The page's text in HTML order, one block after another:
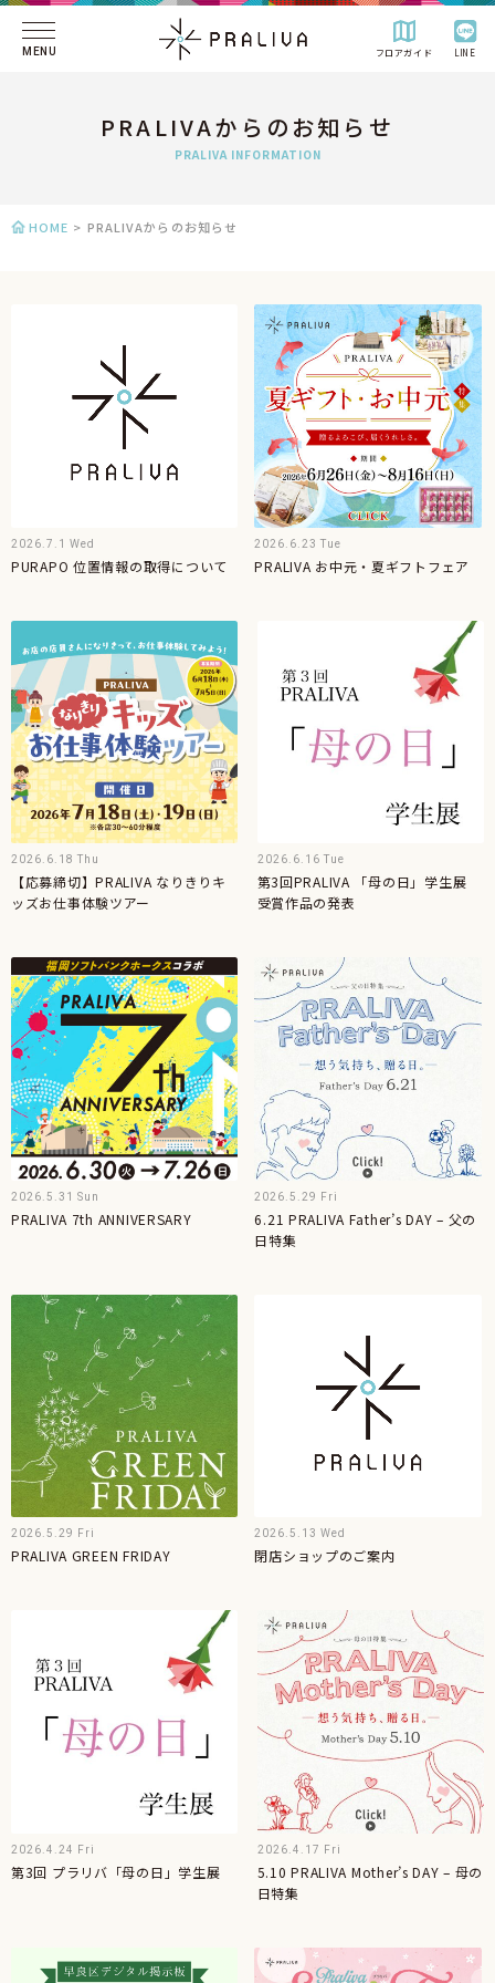
MENU フロアガイド LINE
PRALIVAからのお知らせ
PRALIVA INFORMATION
HOME > PRALIVAからのお知らせ
2026.7.1 Wed
PURAPO 位置情報の取得について
2026.6.23 Tue
PRALIVA お中元・夏ギフトフェア
2026.6.18 Thu
【応募締切】PRALIVA なりきりキ
ッズお仕事体験ツアー
2026.6.16 Tue
第3回PRALIVA 「母の日」学生展
受賞作品の発表
2026.5.31 Sun
PRALIVA 7th ANNIVERSARY
2026.5.29 Fri
6.21 PRALIVA Father’s DAY – 父の
日特集
2026.5.29 Fri
PRALIVA GREEN FRIDAY
2026.5.13 Wed
閉店ショップのご案内
2026.4.24 Fri
第3回 プラリバ「母の日」学生展
2026.4.17 Fri
5.10 PRALIVA Mother’s DAY – 母の
日特集